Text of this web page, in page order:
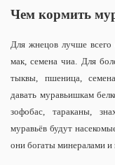
Чем кормить
Для жнецов лучше всего
мак, семена чиа. Для
тыквы, пшеница,
давать муравьишкам
зофобас, тараканы,
муравьёв будут
они богаты минералами